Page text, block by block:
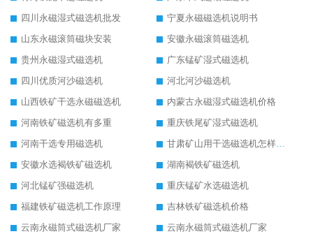
四川永磁湿式磁选机批发
宁夏永磁磁选机说明书
山东永磁滚筒磁块安装
安徽永磁滚筒磁选机
贵州永磁湿式磁选机
广东锰矿湿式磁选机
四川优质河沙磁选机
河北河沙磁选机
山西铁矿干选永磁磁选机
内蒙古永磁湿式磁选机价格
河南铁矿磁选机有多重
重庆铁尾矿湿式磁选机
河南干选专用磁选机
甘肃矿山用干选磁选机怎样调磁
安徽水选褐铁矿磁选机
湖南褐铁矿磁选机
河北锰矿强磁选机
重庆锰矿水选磁选机
福建铁矿磁选机工作原理
吉林铁矿磁选机价格
云南永磁筒式磁选机厂家
云南永磁筒式磁选机厂家